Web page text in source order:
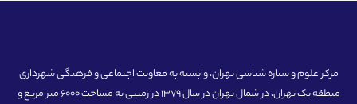
مرکز علوم و ستاره شناسی تهران، وابسته به معاونت اجتماعی و فرهنگی شهرداری
منطقه یک تهران، در شمال تهران در سال 1379 در زمینی به مساحت 6000 متر مربع و